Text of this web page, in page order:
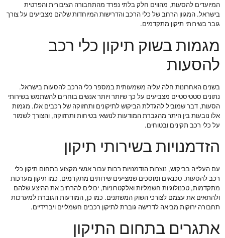
המיועדים להסעות, מהווים חלק בלתי נפרד מהתחבורה הציבורית והפרטית
בישראל. המגוון הרחב של כלי הרכב והדרישות המיוחדות שלהם מצביעים על צורך
גובר בשירותי תיקון מתקדמים.
מגמות בשוק תיקון כלי רכב
להסעות
בשנים האחרונות חלה עליה משמעותית במספר כלי הרכב להסעות בישראל.
נתונים סטטיסטיים מצביעים על כך שיותר ויותר אנשים בוחרים להשתמש בשירותי
הסעות, דבר שמוביל להגדלת הביקוש לתיקונים ותחזוקה של רכבים אלו. מגמות
אלו נובעות בין היתר מהגברת המודעות לנושאי בטיחות ותחזוקה, והצורך לשמור
על כלי רכב תקינים ובטוחים.
הזדמנויות בשירותי תיקון
עם העלייה בביקוש, נוצרות הזדמנויות רבות עבור אנשי מקצוע בתחום תיקון כלי
רכב להסעות. טכנאים ומוסכים שמציעים שירותים מתקדמים, כמו תיקון מערכות
מתקדמות, טכנולוגיות חשמליות ואלקטרוניות, יכולים להרחיב את ההיצע שלהם
ולהתאים את עצמם לצורכי השוק המשתנים. כמו כן, המודעות הגוברת למערכות
תחבורה ירוקות מביאה לדרישה גוברת לתיקון רכבים חשמליים ויברידיים.
אתגרים בתחום התיקון